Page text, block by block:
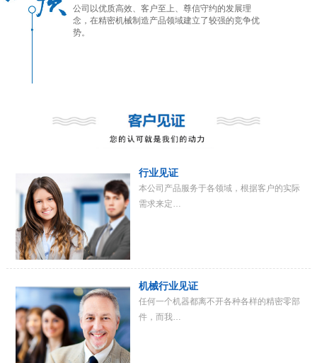
公司以优质高效、客户至上、尊信守约的发展理
念，在精密机械制造产品领域建立了较强的竞争优
势。
行业见证
本公司产品服务于各领域，根据客户的实际
需求来定…
机械行业见证
任何一个机器都离不开各种各样的精密零部
件，而我…